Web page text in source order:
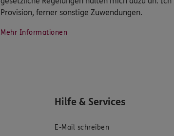
Provision, ferner sonstige Zuwendungen.
Mehr Informationen
Hilfe & Services
E-Mail schreiben